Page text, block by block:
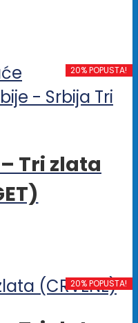
20% POPUSTA!
Tri zlata
20% POPUSTA!